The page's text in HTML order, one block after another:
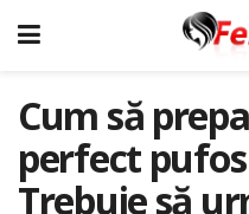
Cum să
perfect
Trebuie să